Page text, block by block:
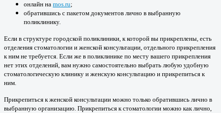
онлайн на mos.ru;
обратившись с пакетом документов лично в выбранную
поликлинику.
Если в структуре городской поликлиники, к которой вы прикреплены, есть
отделения стоматологии и женской консультации, отдельного прикрепления
к ним не требуется. Если же в поликлинике по месту вашего прикрепления
нет этих отделений, вам нужно самостоятельно выбрать любую удобную
стоматологическую клинику и женскую консультацию и прикрепиться к
ним.
Прикрепиться к женской консультации можно только обратившись лично в
выбранную организацию. Прикрепиться к стоматологии можно как лично,